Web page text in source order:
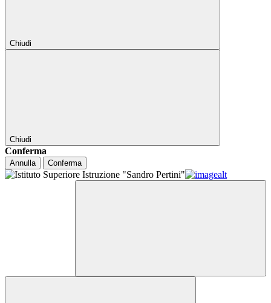
Chiudi
Chiudi
Conferma
Annulla Conferma